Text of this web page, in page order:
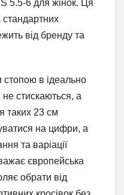
5.5-6 для жінок. Ця
стандартних
від бренду та
стопою в ідеально
не стискаються, а
таких 23 см
на цифри, а
та варіації
європейська
обрати від